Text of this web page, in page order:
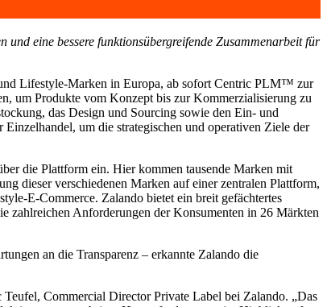
eine bessere funktionsübergreifende Zusammenarbeit für
Lifestyle-Marken in Europa, ab sofort Centric PLM™ zur
um Produkte vom Konzept bis zur Kommerzialisierung zu
das Design und Sourcing sowie den Ein- und
um die strategischen und operativen Ziele der
die Plattform ein. Hier kommen tausende Marken mit
dieser verschiedenen Marken auf einer zentralen Plattform,
E-Commerce. Zalando bietet ein breit gefächtertes
zahlreichen Anforderungen der Konsumenten in 26 Märkten
an die Transparenz – erkannte Zalando die
Commercial Director Private Label bei Zalando. „Das